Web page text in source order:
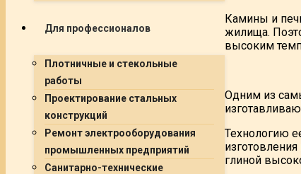
Для профессионалов
Плотничные и стекольные
работы
Проектирование стальных
конструкций
Ремонт электрооборудования
промышленных предприятий
Санитарно-технические
Камины и
жилища.
высоким
Одним из
Технологию
глиной